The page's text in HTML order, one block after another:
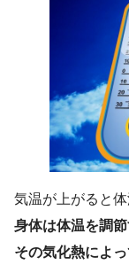
気温が上がると体
身体は体温を調
その気化熱によ